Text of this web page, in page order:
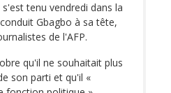
tenu vendredi dans la
Gbagbo à sa tête,
de l'AFP.
qu'il ne souhaitait plus
son parti et qu'il «